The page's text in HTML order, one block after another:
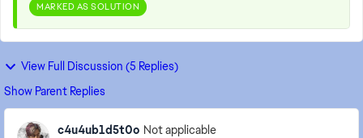
MARKED AS SOLUTION
View Full Discussion (5 Replies)
Show Parent Replies
c4u4ub1d5t0o Not applicable